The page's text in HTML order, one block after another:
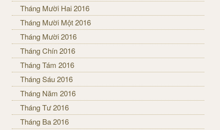
Tháng Mười Hai 2016
Tháng Mười Một 2016
Tháng Mười 2016
Tháng Chín 2016
Tháng Tám 2016
Tháng Sáu 2016
Tháng Năm 2016
Tháng Tư 2016
Tháng Ba 2016